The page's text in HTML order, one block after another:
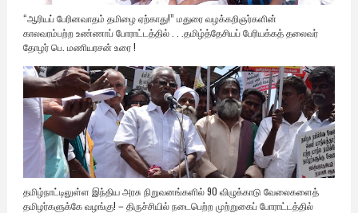
“ஆரியப் பேரினவாதம் தமிழை ஏற்காது!” மதுரை வழக்கறிஞர்களின்
காலவரம்பற்ற உண்ணாப் போராட்டத்தில் . . .தமிழ்த்தேசியப் பேரியக்கத் தலைவர்
தோழர் பெ. மணியரசன் உரை !
தமிழ்நாட்டிலுள்ள இந்திய அரசு நிறுவனங்களில் 90 விழுக்காடு வேலைகளைத்
தமிழர்களுக்கே வழங்கு! – திருச்சியில் நடைபெற்ற முற்றுகைப் போராட்டத்தில்